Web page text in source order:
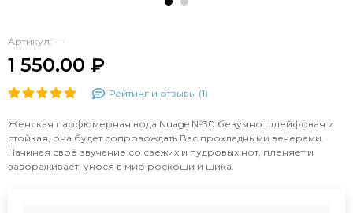
Артикул: —
1 550.00 ₽
Рейтинг и отзывы (1)
Женская парфюмерная вода Nuage №30 безумно шлейфовая и
стойкая, она будет сопровождать Вас прохладными вечерами.
Начиная своё звучание со свежих и пудровых нот, пленяет и
завораживает, унося в мир роскоши и шика.